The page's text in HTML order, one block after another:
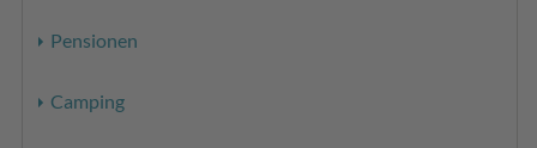
Pensionen
Camping